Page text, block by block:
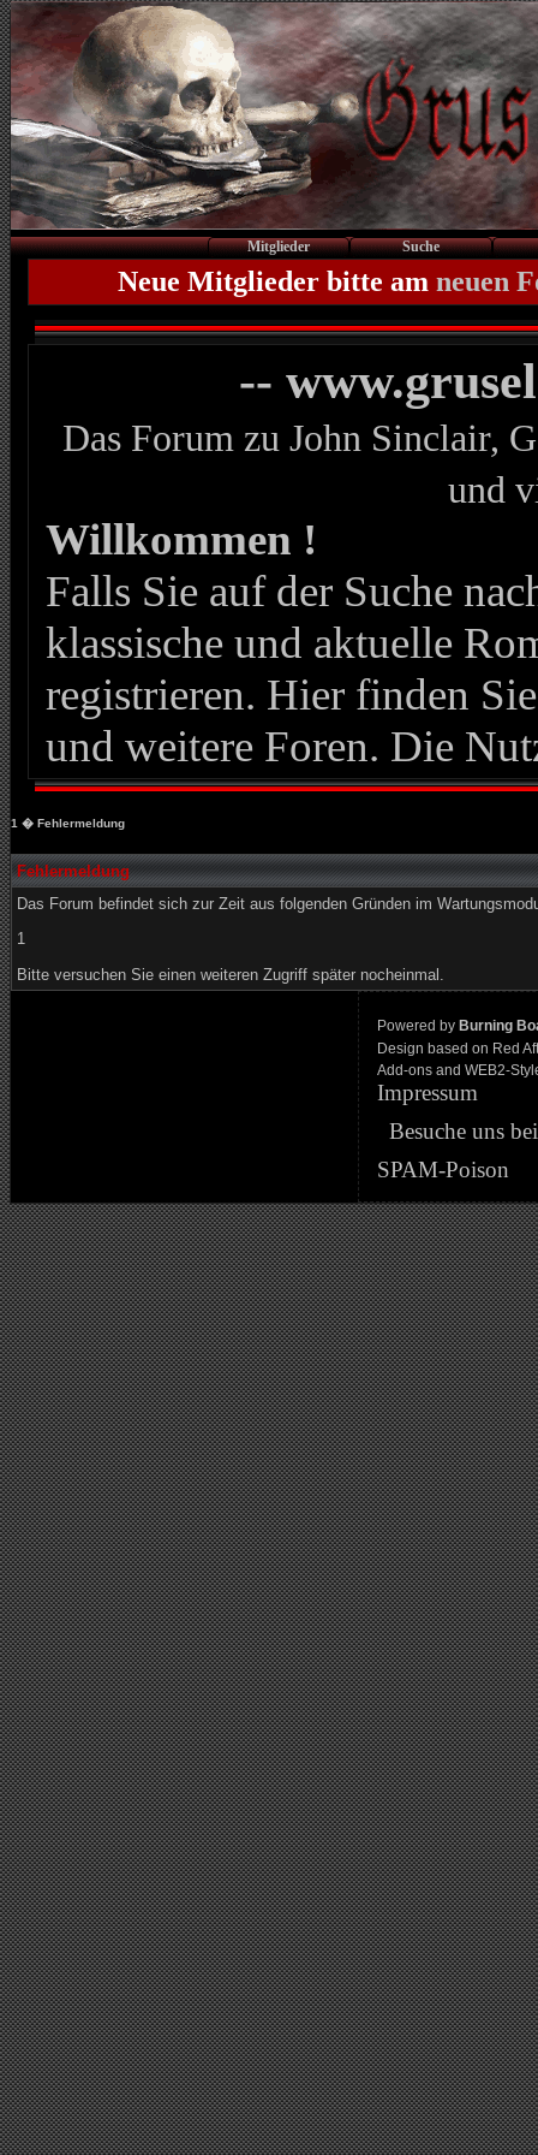
Mitglieder Suche
Neue Mitglieder bitte am neuen
--
Das Forum zu John Sinclair,
und
Willkommen !
Falls Sie auf der Suche
klassische und aktuelle
registrieren. Hier finden
und weitere Foren. Die
1 � Fehlermeldung
Fehlermeldung
Das Forum befindet sich zur Zeit aus folgenden Gründen im
1
Bitte versuchen Sie einen weiteren Zugriff später nocheinmal.
Powered by Burning
Design based on Red
Add-ons and WEB2-
Impressum
Besuche uns
SPAM-Poison